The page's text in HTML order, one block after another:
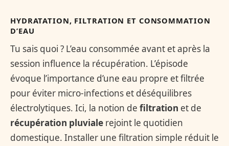
HYDRATATION, FILTRATION ET CONSOMMATION
D’EAU
Tu sais quoi ? L’eau consommée avant et après la
session influence la récupération. L’épisode
évoque l’importance d’une eau propre et filtrée
pour éviter micro-infections et déséquilibres
électrolytiques. Ici, la notion de filtration et de
récupération pluviale rejoint le quotidien
domestique. Installer une filtration simple réduit le